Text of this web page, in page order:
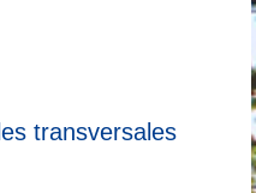
transversales